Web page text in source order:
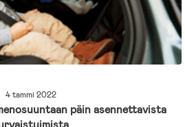
4 tammi 2022
päin asennettavista